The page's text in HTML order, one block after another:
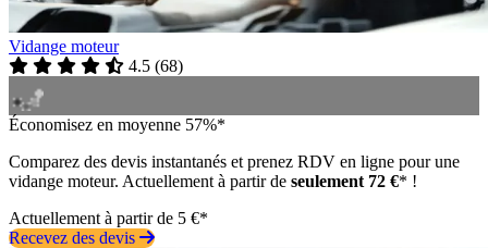
Vidange moteur
4.5 (68)
Économisez en moyenne 57%*
Comparez des devis instantanés et prenez RDV en ligne pour une
vidange moteur. Actuellement à partir de seulement 72 €* !
Actuellement à partir de 5 €*
Recevez des devis